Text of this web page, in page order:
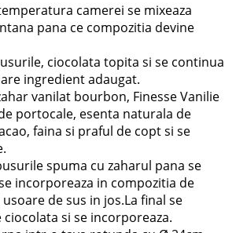
camerei se mixeaza
pana ce compozitia devine
ciocolata topita si se continua
ingredient adaugat.
vanilat bourbon, Finesse Vanilie
portocale, esenta naturala de
faina si praful de copt si se
spuma cu zaharul pana se
incorporeaza in compozitia de
de sus in jos.La final se
si se incorporeaza.